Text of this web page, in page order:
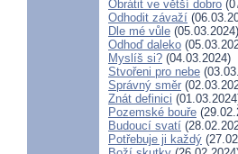
Obrátit ve větší dobro
Odhodit závaží
Dle mé vůle (05.03.2024)
Odhoď daleko
Myslíš si? (04.03.2024)
Stvořeni pro nebe
Správný směr
Znát definici
Pozemské bouře
Budoucí svatí
Potřebuje ji každý